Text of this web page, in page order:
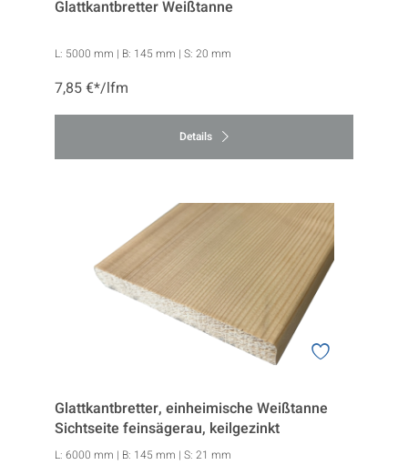
Glattkantbretter Weißtanne
L: 5000 mm | B: 145 mm | S: 20 mm
7,85 €*/lfm
Details
Glattkantbretter, einheimische Weißtanne
Sichtseite feinsägerau, keilgezinkt
L: 6000 mm | B: 145 mm | S: 21 mm